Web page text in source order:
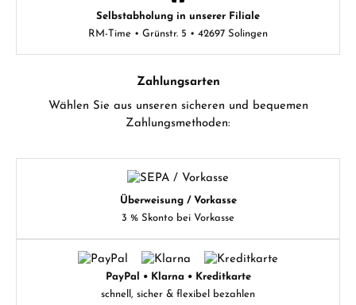
Selbstabholung in unserer Filiale
RM-Time • Grünstr. 5 • 42697 Solingen
Zahlungsarten
Wählen Sie aus unseren sicheren und bequemen
Zahlungsmethoden:
Überweisung / Vorkasse
3 % Skonto bei Vorkasse
PayPal • Klarna • Kreditkarte
schnell, sicher & flexibel bezahlen